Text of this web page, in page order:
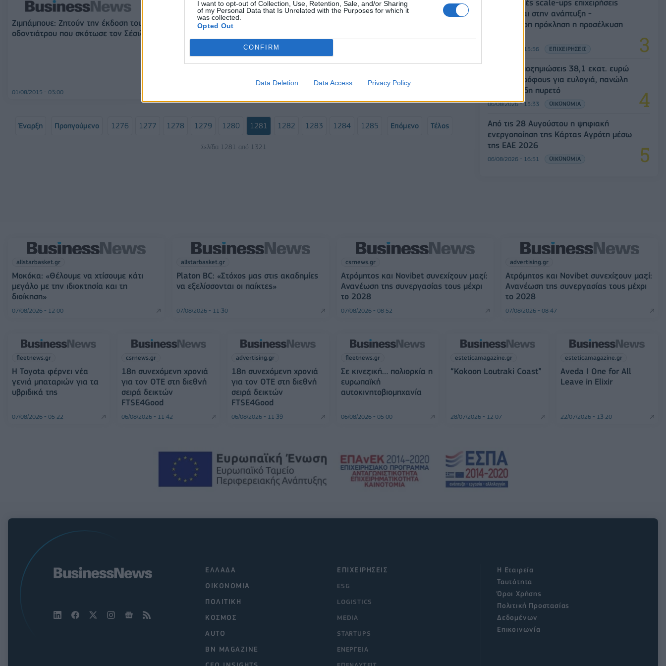
I want to opt-out of Collection, Use, Retention, Sale, and/or Sharing
of my Personal Data that Is Unrelated with the Purposes for which it
was collected.
Opted Out
CONFIRM
Data Deletion Data Access Privacy Policy
Ζιμπάμπουε: Ζητούν την έκδοση του
οδοντιάτρου που σκότωσε τον Σέσιλ
01/08/2015 - 03:00
Οι Αυστραλιανές αρχές «όλο και πιο
βέβαιες» για τα συντρίμμια του
Έναρξη Προηγούμενο 1276 1277 1278 1279 1280 1281 1282 1283 1284 1285 Επόμενο Τέλος
Σελίδα 1281 από 1321
Οι ελληνικές scale-ups επιχειρήσεις
στρέφονται στην ανάπτυξη -
Μεγαλύτερη πρόκληση η προσέλκυση
06/08/2026 - 15:56 ΕΠΙΧΕΙΡΗΣΕΙΣ
ΥΠΑΑΤ: Αποζημιώσεις 38,1 εκατ. ευρώ
σε κτηνοτρόφους για ευλογιά, πανώλη
και αφθώδη πυρετό
06/08/2026 - 15:33 ΟΙΚΟΝΟΜΙΑ
Από τις 28 Αυγούστου η ψηφιακή
ενεργοποίηση της Κάρτας Αγρότη μέσω
της ΕΑΕ 2026
06/08/2026 - 16:51 ΟΙΚΟΝΟΜΙΑ
allstarbasket.gr
Μοκόκα: «Θέλουμε να χτίσουμε κάτι
μεγάλο με την ιδιοκτησία και τη
διοίκηση»
07/08/2026 - 12:00
allstarbasket.gr
Platon BC: «Στόχος μας στις ακαδημίες
να εξελίσσονται οι παίκτες»
07/08/2026 - 11:30
csrnews.gr
Ατρόμητος και Novibet συνεχίζουν μαζί:
Ανανέωση της συνεργασίας τους μέχρι
το 2028
07/08/2026 - 08:52
advertising.gr
Ατρόμητος και Novibet συνεχίζουν μαζί:
Ανανέωση της συνεργασίας τους μέχρι
το 2028
07/08/2026 - 08:47
fleetnews.gr
Η Toyota φέρνει νέα
γενιά μπαταριών για τα
υβριδικά της
07/08/2026 - 05:22
csrnews.gr
18η συνεχόμενη χρονιά
για τον ΟΤΕ στη διεθνή
σειρά δεικτών
FTSE4Good
06/08/2026 - 11:42
advertising.gr
18η συνεχόμενη χρονιά
για τον ΟΤΕ στη διεθνή
σειρά δεικτών
FTSE4Good
06/08/2026 - 11:39
fleetnews.gr
Σε κινεζική… πολιορκία η
ευρωπαϊκή
αυτοκινητοβιομηχανία
06/08/2026 - 05:00
esteticamagazine.gr
“Kokoon Loutraki Coast”
28/07/2026 - 12:07
esteticamagazine.gr
Aveda I One for All
Leave in Elixir
22/07/2026 - 13:20
ΕΠΙΧΕΙΡΗΣΕΙΣ
ESG
LOGISTICS
MEDIA
STARTUPS
ΕΝΕΡΓΕΙΑ
ΕΛΛΑΔΑ
ΟΙΚΟΝΟΜΙΑ
ΠΟΛΙΤΙΚΗ
ΚΟΣΜΟΣ
AUTO
BN MAGAZINE
Η Εταιρεία
Ταυτότητα
Όροι Χρήσης
Πολιτική Προστασίας
Δεδομένων
Επικοινωνία